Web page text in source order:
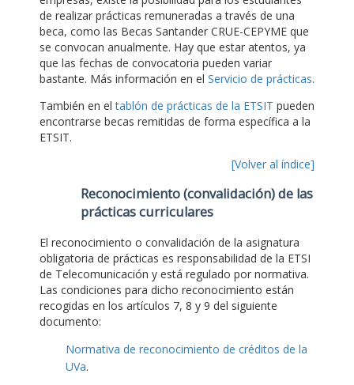
de realizar prácticas remuneradas a través de una
beca, como las Becas Santander CRUE-CEPYME que
se convocan anualmente. Hay que estar atentos, ya
que las fechas de convocatoria pueden variar
bastante. Más información en el Servicio de prácticas.
También en eltablón de prácticas de la ETSIT pueden
encontrarse becas remitidas de forma específica a la
ETSIT.
[Volver al índice]
Reconocimiento (convalidación) de las
prácticas curriculares
El reconocimiento o convalidación de la asignatura
obligatoria de prácticas es responsabilidad de la ETSI
de Telecomunicación y está regulado por normativa.
Las condiciones para dicho reconocimiento están
recogidas en los artículos 7, 8 y 9 del siguiente
documento:
Normativa de reconocimiento de créditos de la
UVa.